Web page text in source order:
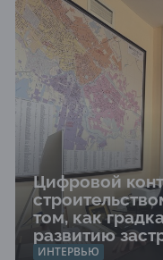
Цифровой
том, как
развитию
ИНТЕРВЬЮ